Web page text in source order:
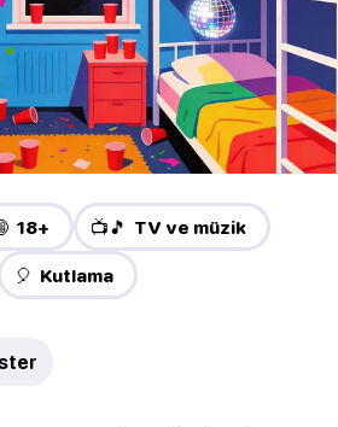
18+ 📺🎵 TV ve müzik
🎈 Kutlama